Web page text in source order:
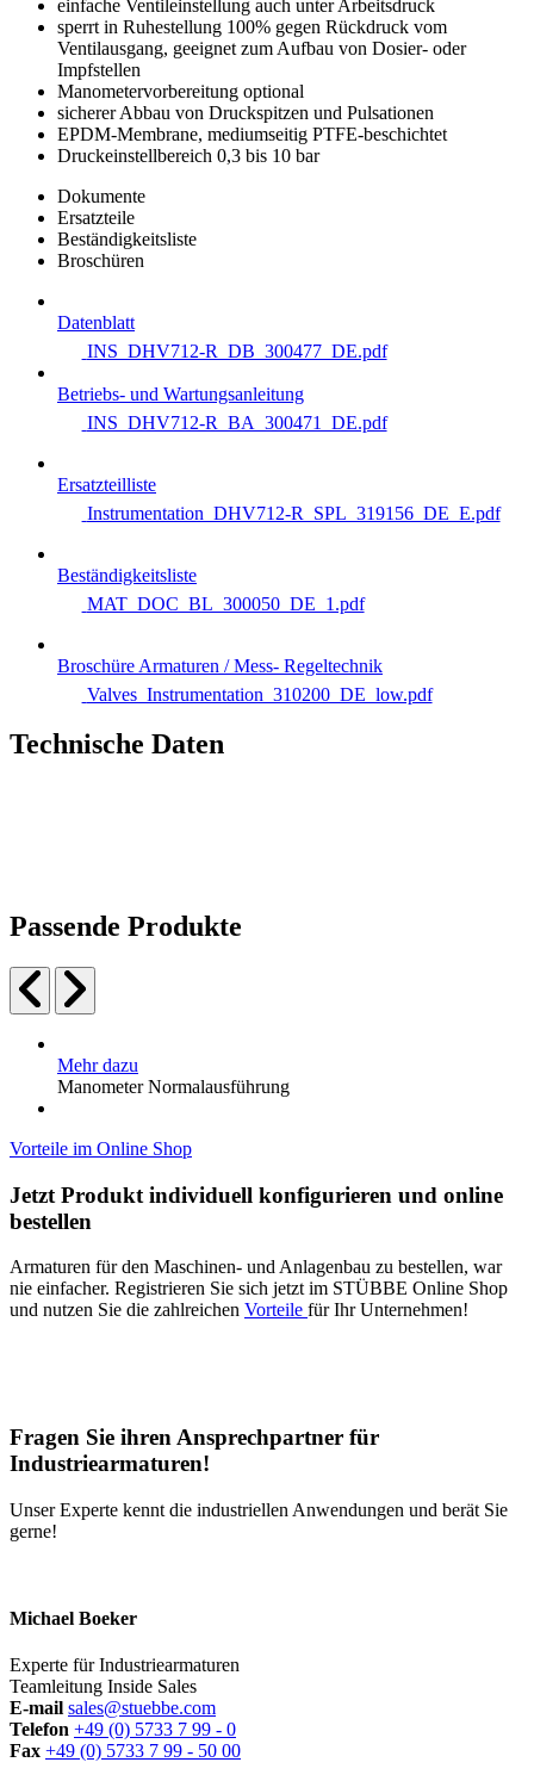
einfache Ventileinstellung auch unter Arbeitsdruck
sperrt in Ruhestellung 100% gegen Rückdruck vom
Ventilausgang, geeignet zum Aufbau von Dosier- oder
Impfstellen
Manometervorbereitung optional
sicherer Abbau von Druckspitzen und Pulsationen
EPDM-Membrane, mediumseitig PTFE-beschichtet
Druckeinstellbereich 0,3 bis 10 bar
Dokumente
Ersatzteile
Beständigkeitsliste
Broschüren
Datenblatt
INS_DHV712-R_DB_300477_DE.pdf
Betriebs- und Wartungsanleitung
INS_DHV712-R_BA_300471_DE.pdf
Ersatzteilliste
Instrumentation_DHV712-R_SPL_319156_DE_E.pdf
Beständigkeitsliste
MAT_DOC_BL_300050_DE_1.pdf
Broschüre Armaturen / Mess- Regeltechnik
Valves_Instrumentation_310200_DE_low.pdf
Technische Daten
Passende Produkte
Mehr dazu
Manometer Normalausführung
Vorteile im Online Shop
Jetzt Produkt individuell konfigurieren und online
bestellen
Armaturen für den Maschinen- und Anlagenbau zu bestellen, war
nie einfacher. Registrieren Sie sich jetzt im STÜBBE Online Shop
und nutzen Sie die zahlreichen Vorteile für Ihr Unternehmen!
Fragen Sie ihren Ansprechpartner für
Industriearmaturen!
Unser Experte kennt die industriellen Anwendungen und berät Sie
gerne!
Michael Boeker
Experte für Industriearmaturen
Teamleitung Inside Sales
E-mail sales@stuebbe.com
Telefon +49 (0) 5733 7 99 - 0
Fax +49 (0) 5733 7 99 - 50 00